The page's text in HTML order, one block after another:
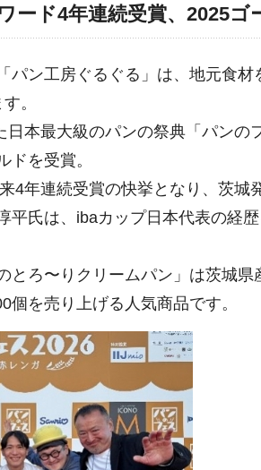
ード4年連続受賞、2025
パン工房ぐるぐる」は、地元食
。
本最大級のパンの祭典「パンの
ドを受賞。
4年連続受賞の快挙となり、茨城
平氏は、ibaカップ日本代表の経
とろ〜りクリームパン」は茨城
個を売り上げる人気商品です。